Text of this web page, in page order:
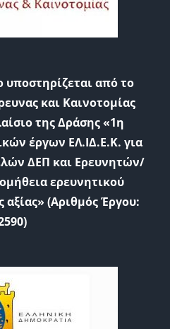
υποστηρίζεται από το
και Καινοτομίας
της Δράσης «1η
έργων ΕΛ.ΙΔ.Ε.Κ. για
ΔΕΠ και Ερευνητών/
ερευνητικού
(Αριθμός Έργου: